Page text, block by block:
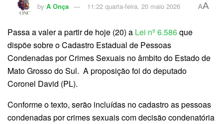
by A Onça 11:22 quarta-feira, 20 maio 2026 AA
Passa a valer a partir de hoje (20) a Lei nº 6.586que
dispõe sobre o Cadastro Estadual de Pessoas
Condenadas por Crimes Sexuais no âmbito do Estado de
Mato Grosso do Sul. A proposição foi do deputado
Coronel David (PL).
Conforme o texto, serão incluídas no cadastro as pessoas
condenadas por crimes sexuais com decisão condenatória